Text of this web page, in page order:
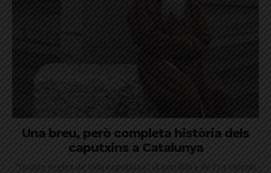
Una breu, però completa història dels
caputxins a Catalunya
"Quatre segles de vida caputxina", el nou llibre de Fra Valentí